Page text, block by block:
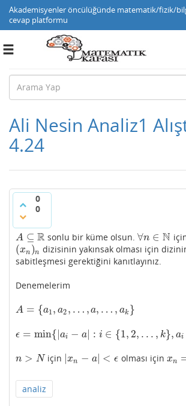
Akademisyenler öncülüğünde matematik/fizik/
cevap platformu
Toggle
Ali Nesin Analiz1
4.24
0
0
A ⊆
A⊆ R
R sonlu bir küme olsun.∀n ∈ N
∀n∈N
(xn )n
(xn)n
dizisinin yakınsak olması için
sabitleşmesi gerektiğini kanıtlayınız.
Denemelerim
A = {a1, a2 , … , a, … , ak }
A= {a1 ,a2, …,a,… , a k
ϵ = min{|ai − a| : i ∈ {1, 2, . . . , k}, ai
ϵ=min{|ai− a| i∈ {1 2 .. ,k} a i≠a}
n > N
n>N için |xn − a| < ϵ
|xn −a |< olması için xn
xn= a
analiz